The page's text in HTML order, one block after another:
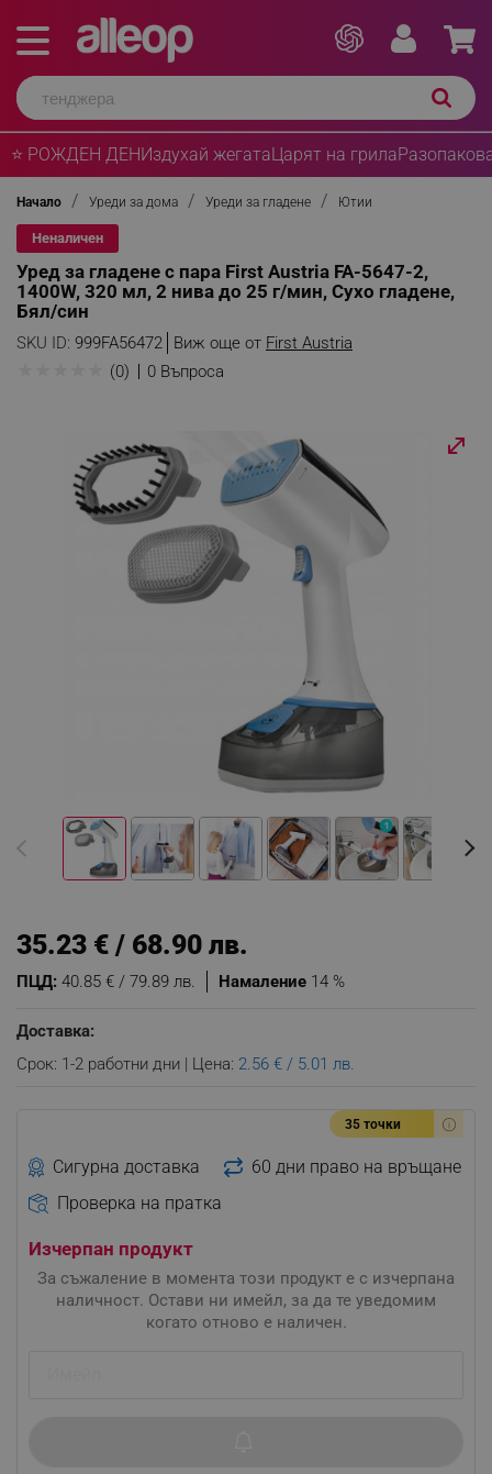
⭐ РОЖДЕН ДЕНИздухай жегатаЦарят на грила
Начало Уреди за дома Уреди за гладене Ютии
Неналичен
Уред за гладене с пара First Austria FA-5647-2,
1400W, 320 мл, 2 нива до 25 г/мин, Сухо гладене,
Бял/син
SKU ID: 999FA56472 Виж още от First Austria
(0) 0 Въпроса
Намаление 14 %
ПЦД: 40.85 € / 79.89 лв.
35.23 € / 68.90 лв.
Доставка:
Срок: 1-2 работни дни | Цена: 2.56 € / 5.01 лв.
35 точки
Сигурна доставка
60 дни право на връщане
Проверка на пратка
Изчерпан продукт
За съжаление в момента този продукт е с изчерпана
наличност. Остави ни имейл, за да те уведомим
когато отново е наличен.